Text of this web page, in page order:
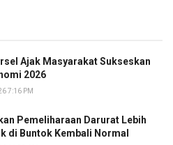
Ajak Masyarakat Sukseskan
2026
7:16 PM
Pemeliharaan Darurat Lebih
di Buntok Kembali Normal